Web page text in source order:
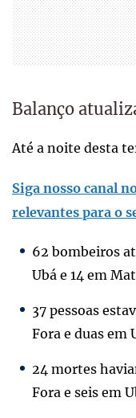
Balanço
Até a noite desta
Siga nosso canal
relevantes para o
62 bombeiros
Ubá e 14 em
37 pessoas
Fora e duas em
24 mortes
Fora e seis em